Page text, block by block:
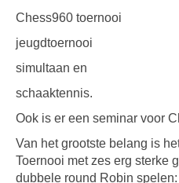
Chess960 toernooi
jeugdtoernooi
simultaan en
schaaktennis.
Ook is er een seminar voor
Van het grootste belang is
Toernooi met zes erg sterke
dubbele round Robin